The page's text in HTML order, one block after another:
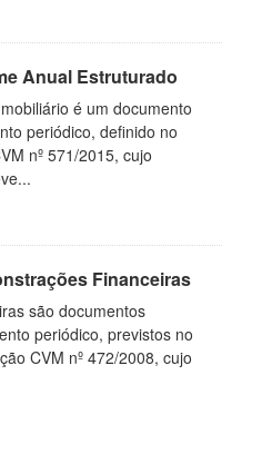
Anual Estruturado
é um documento
periódico, definido no
nº 571/2015, cujo
Financeiras
são documentos
periódico, previstos no
CVM nº 472/2008, cujo